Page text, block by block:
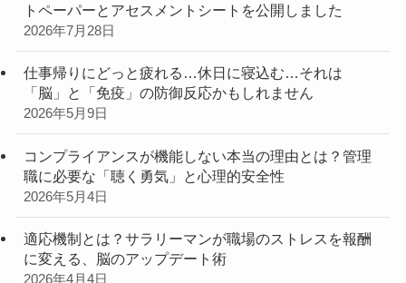
トペーパーとアセスメントシートを公開しました
2026年7月28日
仕事帰りにどっと疲れる…休日に寝込む…それは
「脳」と「免疫」の防御反応かもしれません
2026年5月9日
コンプライアンスが機能しない本当の理由とは？管理
職に必要な「聴く勇気」と心理的安全性
2026年5月4日
適応機制とは？サラリーマンが職場のストレスを報酬
に変える、脳のアップデート術
2026年4月4日